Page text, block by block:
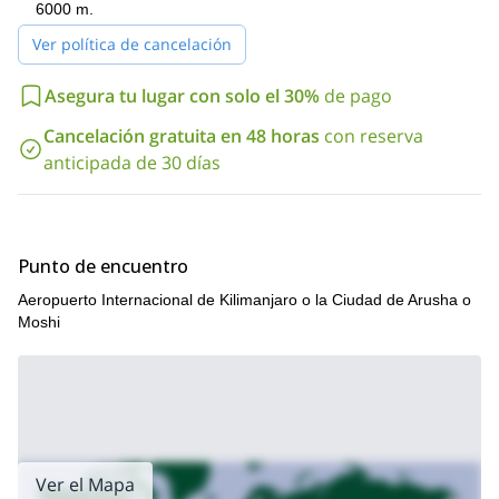
6000 m.
Ver política de cancelación
Asegura tu lugar con solo el 30% de pago
Cancelación gratuita en 48 horas con reserva
anticipada de 30 días
Punto de encuentro
Aeropuerto Internacional de Kilimanjaro o la Ciudad de Arusha o
Moshi
Ver el Mapa